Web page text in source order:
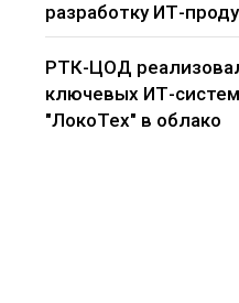
разработку ИТ-
РТК-ЦОД
ключевых ИТ-
"ЛокоТех" в облако